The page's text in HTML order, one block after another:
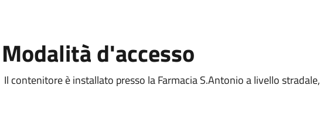
Modalità d'accesso
Il contenitore è installato presso la Farmacia S.Antonio a livello